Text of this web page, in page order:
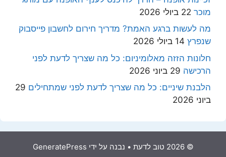
מוכר 22 ביולי 2026
מה לעשות ברגע האמת? מדריך חירום לחשבון פייסבוק
שנפרץ 14 ביולי 2026
חלונות הזזה מאלומיניום: כל מה שצריך לדעת לפני
הרכישה 29 ביוני 2026
הלבנת שיניים: כל מה שצריך לדעת לפני שמתחילים 29
ביוני 2026
© 2026 טוב לדעת • נבנה על ידי GeneratePress